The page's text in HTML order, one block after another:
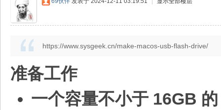
https://www.sysgeek.cn/make-macos-usb-flash-drive/
准备工作
一个容量不小于 16GB